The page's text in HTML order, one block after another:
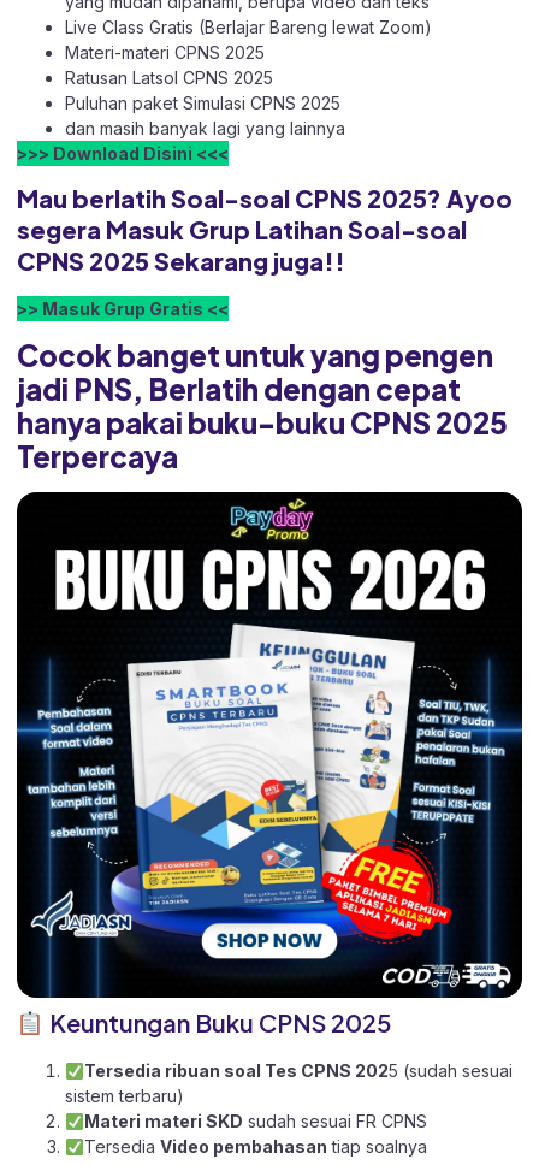
Live Class Gratis (Berlajar Bareng lewat Zoom)
Materi-materi CPNS 2025
Ratusan Latsol CPNS 2025
Puluhan paket Simulasi CPNS 2025
dan masih banyak lagi yang lainnya
>>> Download Disini <<<
Mau berlatih Soal-soal CPNS 2025? Ayoo
segera Masuk Grup Latihan Soal-soal
CPNS 2025 Sekarang juga!!
>> Masuk Grup Gratis <<
Cocok banget untuk yang pengen
jadi PNS, Berlatih dengan cepat
hanya pakai buku-buku CPNS 2025
Terpercaya
Keuntungan Buku CPNS 2025
Tersedia ribuan soal Tes CPNS 2025 (sudah sesuai
sistem terbaru)
Materi materi SKD sudah sesuai FR CPNS
Tersedia Video pembahasan tiap soalnya